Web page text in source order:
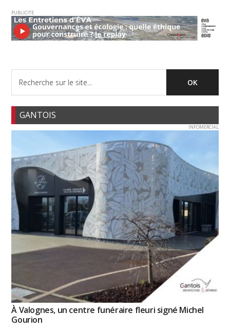
PUBLICITE
GANTOIS
INFOMERCIAL
À Valognes, un centre funéraire fleuri signé Michel
Gourion